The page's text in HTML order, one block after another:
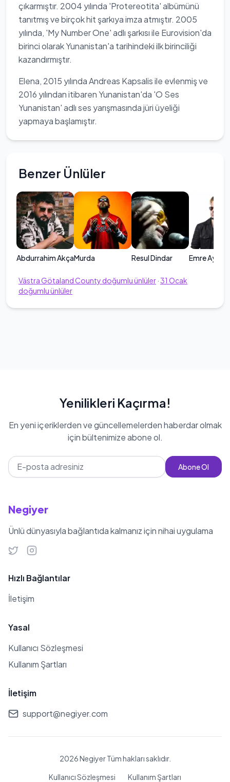
çıkarmıştır. 2004 yılında 'Protereotita' albümünü
tanıtmış ve birçok hit şarkıya imza atmıştır. 2005
yılında, 'My Number One' adlı şarkısı ile Eurovision'da
birinci olarak Yunanistan'a tarihindeki ilk birinciliği
kazandırmıştır.
Elena, 2015 yılında Andreas Kapsalis ile evlenmiş ve
2016 yılından itibaren Yunanistan'da 'O Ses
Yunanistan' adlı ses yarışmasında jüri üyeliği
yapmaya başlamıştır.
Benzer Ünlüler
Abdurrahim AkçaMurda Resul Dindar Emre Aydın
Västra Götaland County doğumlu ünlüler·31 Ocak
doğumlu ünlüler
Yenilikleri Kaçırma!
En yeni içeriklerden ve güncellemelerden haberdar olmak
için bültenimize abone ol.
Abone Ol
Negiyer
Ünlü dünyasıyla bağlantıda kalmanız için nihai uygulama
Hızlı Bağlantılar
İletişim
Yasal
Kullanıcı Sözleşmesi
Kullanım Şartları
İletişim
support@negiyer.com
2026 Negiyer Tüm hakları saklıdır.
Kullanıcı Sözleşmesi
Kullanım Şartları